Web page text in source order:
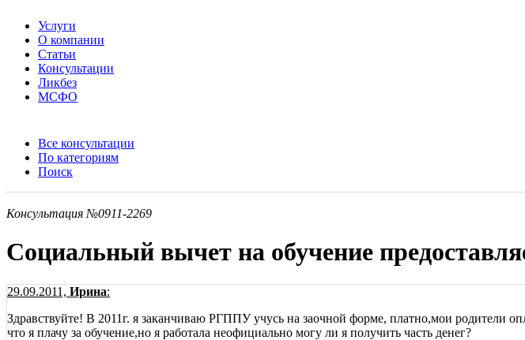
Услуги
О компании
Статьи
Консультации
Ликбез
МСФО
Все консультации
По категориям
Поиск
Консультация №0911-2269
Социальный вычет на обучение
29.09.2011, Ирина:
Здравствуйте! В 2011г. я заканчиваю РГППУ учусь на заочной форме, платно,мои родители
что я плачу за обучение,но я работала неофициально могу ли я получить часть денег?